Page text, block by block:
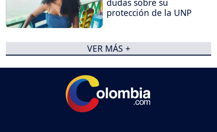
dudas sobre su
protección de la UNP
VER MÁS +